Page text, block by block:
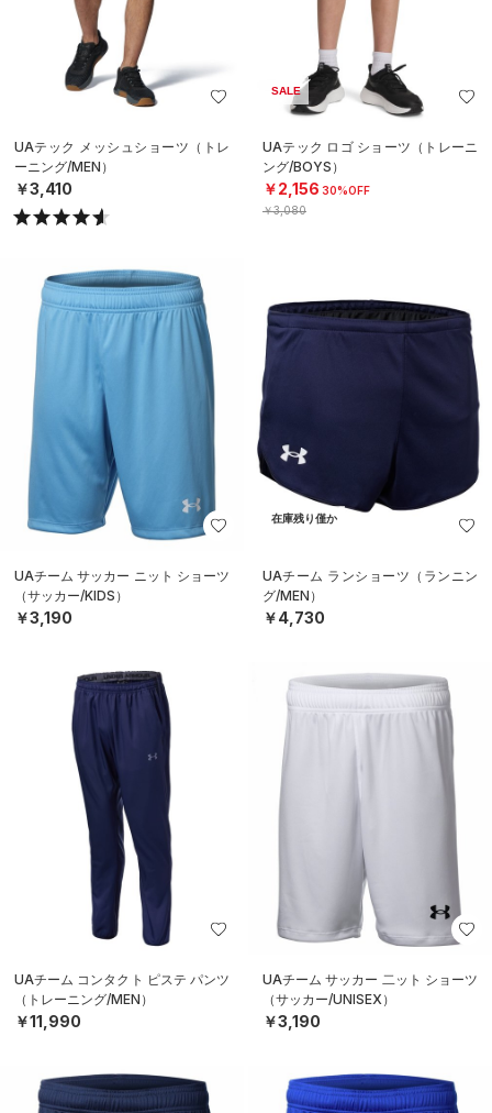
UAテック メッシュショーツ（トレ
ーニング/MEN）
￥3,410
SALE
UAテック ロゴ ショーツ（トレーニ
ング/BOYS）
￥2,156 30%OFF
￥3,080
UAチーム サッカー ニット ショーツ
（サッカー/KIDS）
￥3,190
在庫残り僅か
UAチーム ランショーツ（ランニン
グ/MEN）
￥4,730
UAチーム コンタクト ピステ パンツ
（トレーニング/MEN）
￥11,990
UAチーム サッカー 二ット ショーツ
（サッカー/UNISEX）
￥3,190